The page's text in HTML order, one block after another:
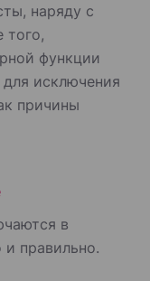
наряду с
того,
функции
исключения
причины
в
и правильно.